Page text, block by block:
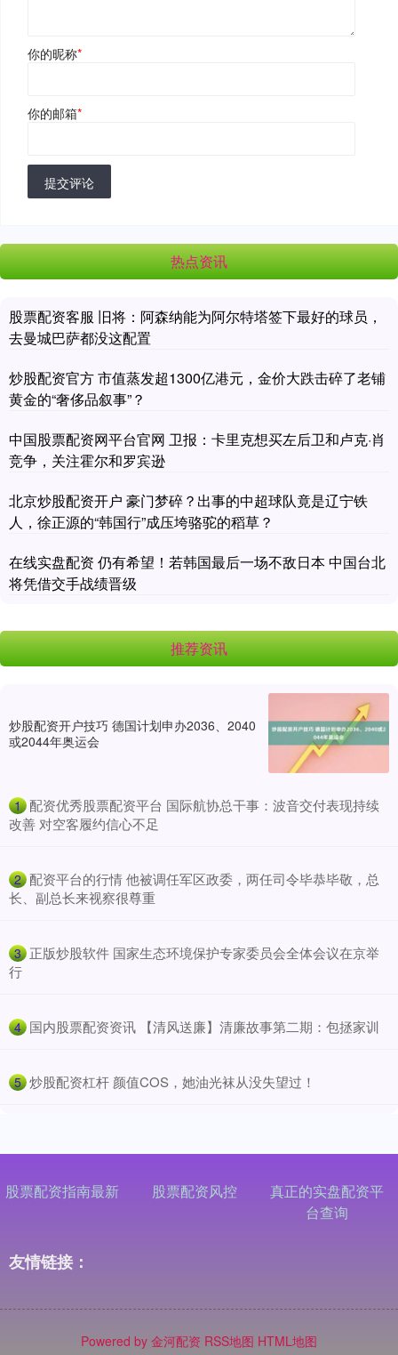
你的昵称*
你的邮箱*
提交评论
热点资讯
股票配资客服 旧将：阿森纳能为阿尔特塔签下最好的球员，
去曼城巴萨都没这配置
炒股配资官方 市值蒸发超1300亿港元，金价大跌击碎了老铺
黄金的“奢侈品叙事”？
中国股票配资网平台官网 卫报：卡里克想买左后卫和卢克·肖
竞争，关注霍尔和罗宾逊
北京炒股配资开户 豪门梦碎？出事的中超球队竟是辽宁铁
人，徐正源的“韩国行”成压垮骆驼的稻草？
在线实盘配资 仍有希望！若韩国最后一场不敌日本 中国台北
将凭借交手战绩晋级
推荐资讯
炒股配资开户技巧 德国计划申办2036、2040
或2044年奥运会
1 ​配资优秀股票配资平台 国际航协总干事：波音交付表现持续
改善 对空客履约信心不足
2 ​配资平台的行情 他被调任军区政委，两任司令毕恭毕敬，总
长、副总长来视察很尊重
3 ​正版炒股软件 国家生态环境保护专家委员会全体会议在京举
行
4 ​国内股票配资资讯 【清风送廉】清廉故事第二期：包拯家训
5 ​炒股配资杠杆 颜值COS，她油光袜从没失望过！
股票配资指南最新 股票配资风控
真正的实盘配资平
台查询
友情链接：
Powered by 金河配资 RSS地图 HTML地图